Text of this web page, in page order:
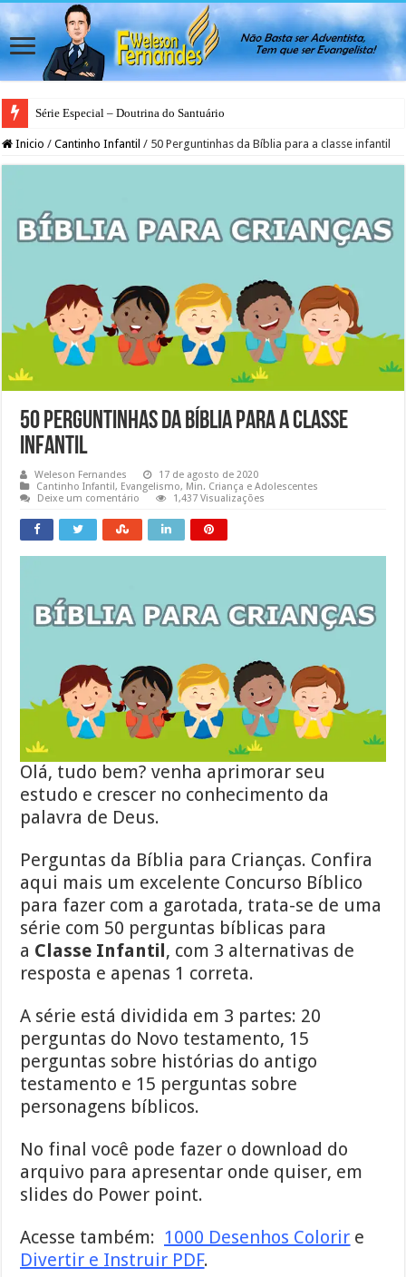
Série Especial – Doutrina do Santuário
Antes da Porta se Fechar: A Mensagem Profética do Santuário Celestial
Inicio / Cantinho Infantil / 50 Perguntinhas da Bíblia para a classe infantil
50 Perguntinhas da Bíblia para a classe
infantil
Weleson Fernandes
17 de agosto de 2020
Cantinho Infantil, Evangelismo, Min. Criança e Adolescentes
Deixe um comentário
1,437 Visualizações
Olá, tudo bem? venha aprimorar seu
estudo e crescer no conhecimento da
palavra de Deus.
Perguntas da Bíblia para Crianças. Confira
aqui mais um excelente Concurso Bíblico
para fazer com a garotada, trata-se de uma
série com 50 perguntas bíblicas para
a Classe Infantil, com 3 alternativas de
resposta e apenas 1 correta.
A série está dividida em 3 partes: 20
perguntas do Novo testamento, 15
perguntas sobre histórias do antigo
testamento e 15 perguntas sobre
personagens bíblicos.
No final você pode fazer o download do
arquivo para apresentar onde quiser, em
slides do Power point.
Acesse também: 1000 Desenhos Colorir e
Divertir e Instruir PDF.